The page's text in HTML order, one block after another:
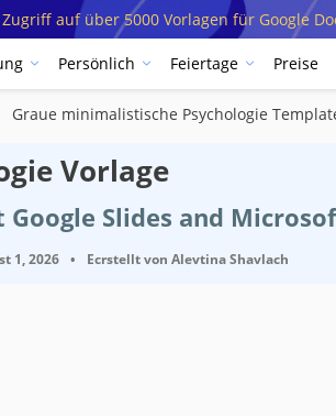
auf über 5000 Vorlagen für Google
Persönlich Feiertage Preise
Graue minimalistische Psychologie
Vorlage
Slides and
1, 2026 • Ecrstellt von Alevtina Shavlach